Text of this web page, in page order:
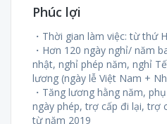
Phúc lợi
・Thời gian làm việc: từ thứ
・Hơn 120 ngày nghỉ/ năm
nhật, nghỉ phép năm, nghỉ
lương (ngày lễ Việt Nam +
・Tăng lương hằng năm,
ngày phép, trợ cấp đi lại, trợ
từ năm 2019